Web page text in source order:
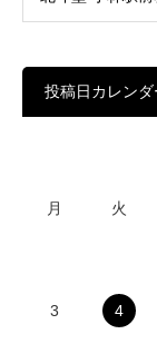
投稿日カレンダ
月 火
3 4